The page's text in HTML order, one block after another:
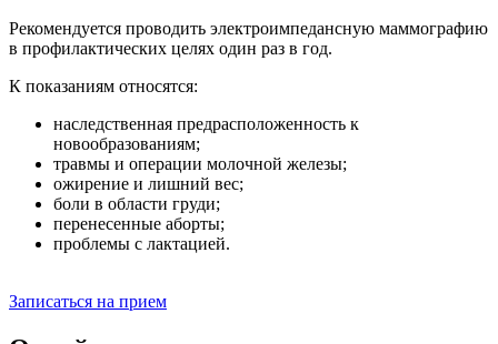
Рекомендуется проводить электроимпедансную маммографию
в профилактических целях один раз в год.
К показаниям относятся:
наследственная предрасположенность к
новообразованиям;
травмы и операции молочной железы;
ожирение и лишний вес;
боли в области груди;
перенесенные аборты;
проблемы с лактацией.
Записаться на прием